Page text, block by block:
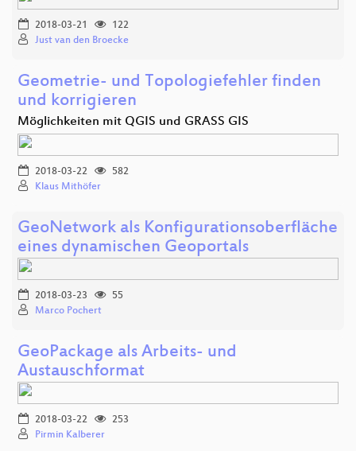
2018-03-21
122
Just van den Broecke
Geometrie- und Topologiefehler finden
und korrigieren
Möglichkeiten mit QGIS und GRASS GIS
2018-03-22
582
Klaus Mithöfer
GeoNetwork als Konfigurationsoberfläche
eines dynamischen Geoportals
2018-03-23
55
Marco Pochert
GeoPackage als Arbeits- und
Austauschformat
2018-03-22
253
Pirmin Kalberer